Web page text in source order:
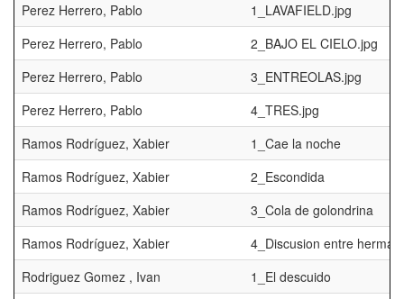
Perez Herrero, Pablo
1_LAVAFIELD.jpg
Perez Herrero, Pablo
2_BAJO EL CIELO.jpg
Perez Herrero, Pablo
3_ENTREOLAS.jpg
Perez Herrero, Pablo
4_TRES.jpg
Ramos Rodríguez, Xabier
1_Cae la noche
Ramos Rodríguez, Xabier
2_Escondida
Ramos Rodríguez, Xabier
3_Cola de golondrina
Ramos Rodríguez, Xabier
4_Discusion entre
Rodriguez Gomez , Ivan
1_El descuido